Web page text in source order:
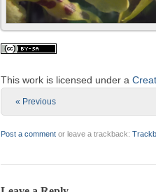
This work is licensed under a
« Previous
Post a comment or leave a trackback: